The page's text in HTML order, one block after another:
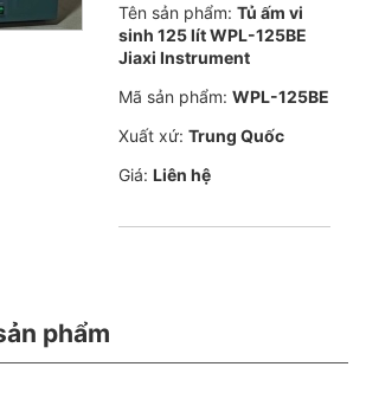
Tên sản phẩm: Tủ ấm vi
sinh 125 lít WPL-125BE
Jiaxi Instrument
Mã sản phẩm: WPL-125BE
Xuất xứ: Trung Quốc
Giá: Liên hệ
phẩm